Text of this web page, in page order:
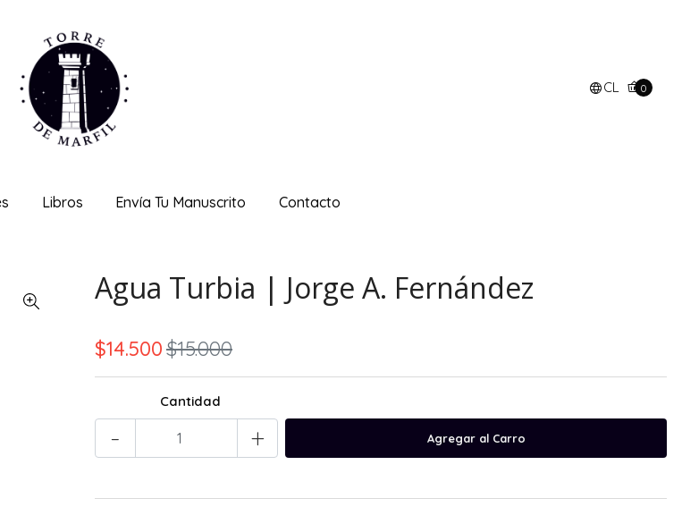
CL 0
Libros Envía Tu Manuscrito Contacto
Agua Turbia | Jorge A. Fernández
$14.500$15.000
Cantidad
- +